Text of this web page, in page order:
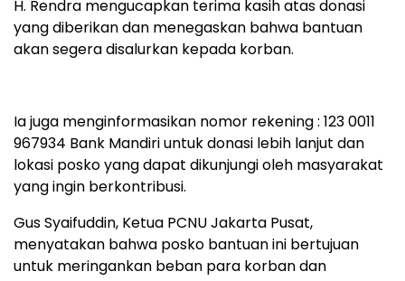
H. Rendra mengucapkan terima kasih atas donasi
yang diberikan dan menegaskan bahwa bantuan
akan segera disalurkan kepada korban.
Ia juga menginformasikan nomor rekening : 123 0011
967934 Bank Mandiri untuk donasi lebih lanjut dan
lokasi posko yang dapat dikunjungi oleh masyarakat
yang ingin berkontribusi.
Gus Syaifuddin, Ketua PCNU Jakarta Pusat,
menyatakan bahwa posko bantuan ini bertujuan
untuk meringankan beban para korban dan